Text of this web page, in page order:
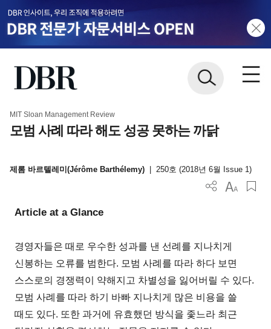
MIT Sloan Management Review
모범 사례 따라 해도 성공 못하는 까닭
제롬 바르텔레미(Jérôme Barthélemy) 250호 (2018년 6월 Issue 1)
Article at a Glance
경영자들은 때로 우수한 성과를 낸 선례를 지나치게
신봉하는 오류를 범한다. 모범 사례를 따라 하다 보면
스스로의 경쟁력이 약해지고 차별성을 잃어버릴 수 있다.
모범 사례를 따라 하기 바빠 지나치게 많은 비용을 쓸
때도 있다. 또한 과거에 유효했던 방식을 좇느라 최근